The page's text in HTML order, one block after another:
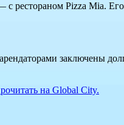
с рестораном Pizza Mia.
заключены
на Global City.